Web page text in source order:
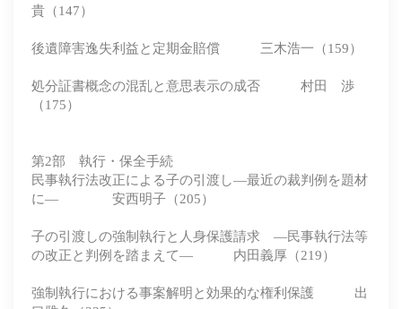
貴（147）
後遺障害逸失利益と定期金賠償 三木浩一（159）
処分証書概念の混乱と意思表示の成否 村田 渉
（175）
第2部 執行・保全手続
民事執行法改正による子の引渡し―最近の裁判例を題材
に― 安西明子（205）
子の引渡しの強制執行と人身保護請求 ―民事執行法等
の改正と判例を踏まえて― 内田義厚（219）
強制執行における事案解明と効果的な権利保護 出